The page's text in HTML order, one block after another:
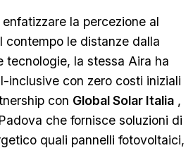
la percezione al
contempo le distanze dalla
tecnologie, la stessa Aira ha
inclusive con zero costi iniziali
con Global Solar Italia ,
che fornisce soluzioni di
quali pannelli fotovoltaici,